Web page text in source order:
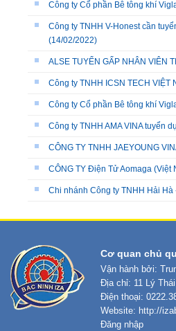
Công ty Cổ phần Bê tông khí
Công ty TNHH V-Honest cần
(14/02/2022)
ALSE TUYỂN GẤP NHÂN VIÊN
Công ty TNHH ICSN TECH VIỆT
Công ty Cổ phần Bê tông khí
Công ty TNHH AMA VINA tuyển
CÔNG TY TNHH JAEYOUNG
CÔNG TY Điện Tử Aomaga (Việt
Chi nhánh Công ty TNHH Hải Hà
Cơ quan chủ
Vận hành bởi:
Địa chỉ: 11 Lý
Điện thoại:
Website: http://
Đăng nhập